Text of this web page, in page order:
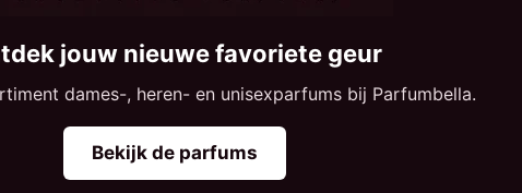
jouw nieuwe favoriete geur
dames-, heren- en unisexparfums bij Parfumbella.
Bekijk de parfums